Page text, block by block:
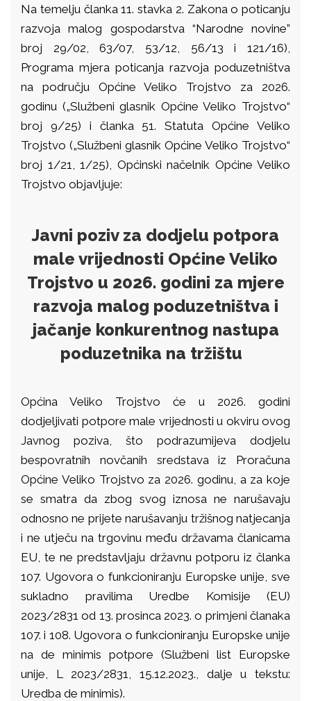
Na temelju članka 11. stavka 2. Zakona o poticanju
razvoja malog gospodarstva “Narodne novine”
broj 29/02, 63/07, 53/12, 56/13 i 121/16),
Programa mjera poticanja razvoja poduzetništva
na području Općine Veliko Trojstvo za 2026.
godinu („Službeni glasnik Općine Veliko Trojstvo“
broj 9/25) i članka 51. Statuta Općine Veliko
Trojstvo („Službeni glasnik Općine Veliko Trojstvo“
broj 1/21, 1/25), Općinski načelnik Općine Veliko
Trojstvo objavljuje:
Javni poziv za dodjelu potpora
male vrijednosti Općine Veliko
Trojstvo u 2026. godini za mjere
razvoja malog poduzetništva i
jačanje konkurentnog nastupa
poduzetnika na tržištu
Općina Veliko Trojstvo će u 2026. godini
dodjeljivati potpore male vrijednosti u okviru ovog
Javnog poziva, što podrazumijeva dodjelu
bespovratnih novčanih sredstava iz Proračuna
Općine Veliko Trojstvo za 2026. godinu, a za koje
se smatra da zbog svog iznosa ne narušavaju
odnosno ne prijete narušavanju tržišnog natjecanja
i ne utječu na trgovinu među državama članicama
EU, te ne predstavljaju državnu potporu iz članka
107. Ugovora o funkcioniranju Europske unije, sve
sukladno pravilima Uredbe Komisije (EU)
2023/2831 od 13. prosinca 2023. o primjeni članaka
107. i 108. Ugovora o funkcioniranju Europske unije
na de minimis potpore (Službeni list Europske
unije, L 2023/2831, 15.12.2023., dalje u tekstu:
Uredba de minimis).